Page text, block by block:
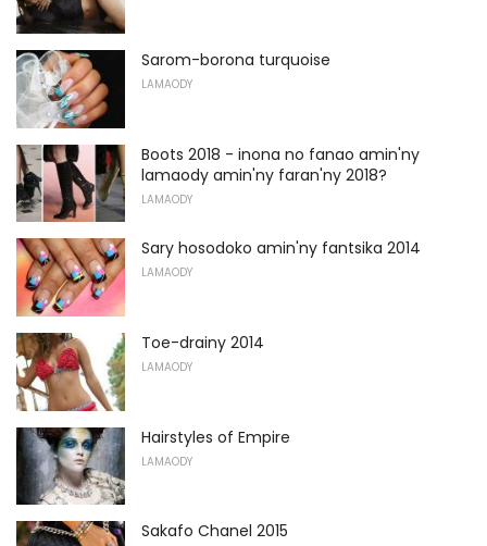
Sarom-borona turquoise
LAMAODY
Boots 2018 - inona no fanao amin'ny
lamaody amin'ny faran'ny 2018?
LAMAODY
Sary hosodoko amin'ny fantsika 2014
LAMAODY
Toe-drainy 2014
LAMAODY
Hairstyles of Empire
LAMAODY
Sakafo Chanel 2015